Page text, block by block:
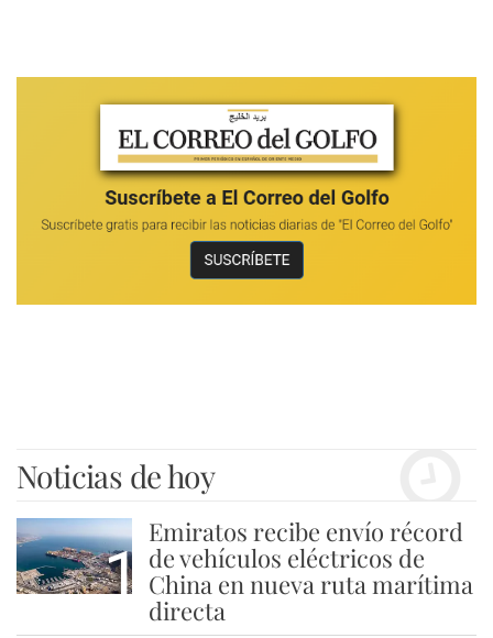
Noticias de hoy
1
Emiratos recibe envío récord
de vehículos eléctricos de
China en nueva ruta marítima
directa